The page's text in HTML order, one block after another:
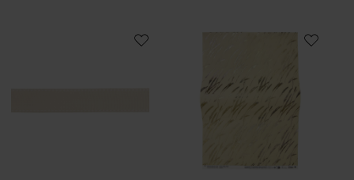
Paper Poetry Webband mit Naht Beige/WeißPaper Patch In the Meadow